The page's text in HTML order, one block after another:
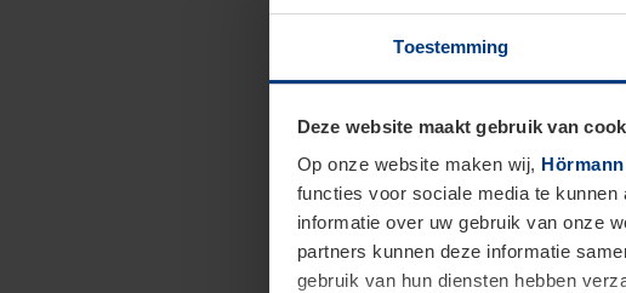
Toestemming
Deze website maakt gebruik van
Op onze website maken wij,
functies voor sociale media te
informatie over uw gebruik van onze
partners kunnen deze informatie
gebruik van hun diensten hebben